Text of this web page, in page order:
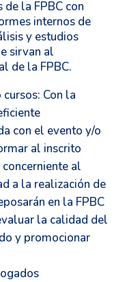
la FPBC con
internos de
y estudios
sirvan al
de la FPBC.
Con la
con el evento y/o
al inscrito
al
a la realización de
en la FPBC
la calidad del
y promocionar